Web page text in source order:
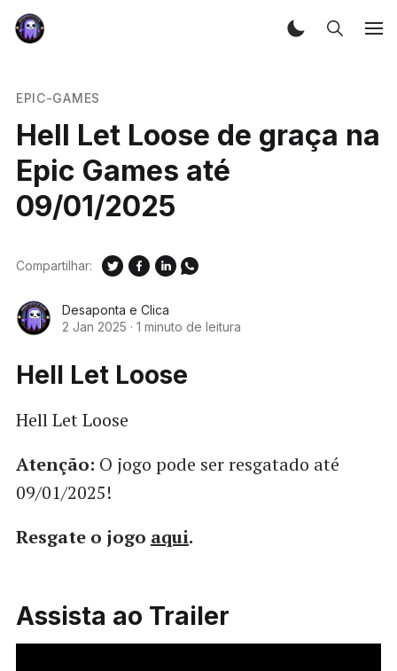
EPIC-GAMES
Hell Let Loose de graça na
Epic Games até
09/01/2025
Desaponta e Clica
2 Jan 2025 · 1 minuto de leitura
Compartilhar:
Hell Let Loose
Hell Let Loose
Atenção: O jogo pode ser resgatado até
09/01/2025!
Resgate o jogo aqui.
Assista ao Trailer